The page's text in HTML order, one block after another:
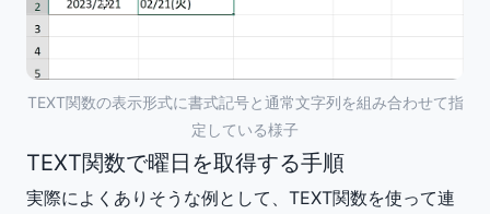
TEXT関数の表示形式に書式記号と通常文字列を組み合わせて指
定している様子
TEXT関数で曜日を取得する手順
実際によくありそうな例として、TEXT関数を使って連